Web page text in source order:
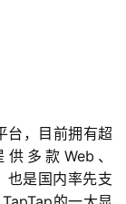
台，目前拥有超
供多款 Web 、
也是国内率先支